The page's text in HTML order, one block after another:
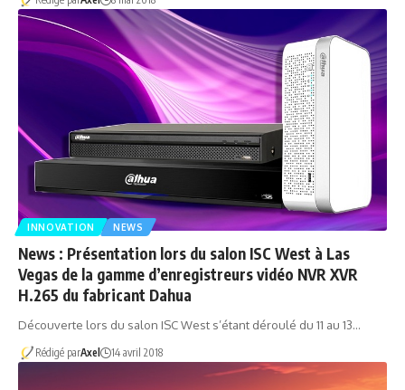
INNOVATION NEWS
News : Présentation lors du salon ISC West à Las
Vegas de la gamme d’enregistreurs vidéo NVR XVR
H.265 du fabricant Dahua
Découverte lors du salon ISC West s’étant déroulé du 11 au 13…
Rédigé parAxel 14 avril 2018